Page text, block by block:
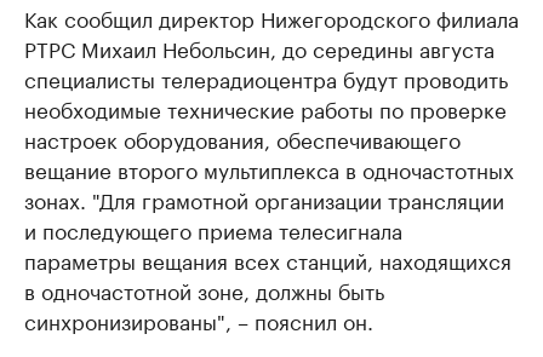
Как сообщил директор Нижегородского филиала
РТРС Михаил Небольсин, до середины августа
специалисты телерадиоцентра будут проводить
необходимые технические работы по проверке
настроек оборудования, обеспечивающего
вещание второго мультиплекса в одночастотных
зонах. "Для грамотной организации трансляции
и последующего приема телесигнала
параметры вещания всех станций, находящихся
в одночастотной зоне, должны быть
синхронизированы", – пояснил он.